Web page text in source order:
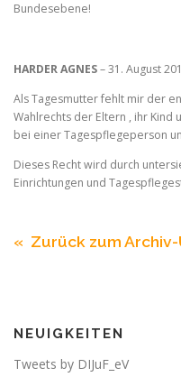
Bundesebene!
HARDER AGNES– 31. August
Als Tagesmutter fehlt mir der
Wahlrechts der Eltern , ihr Kind
bei einer Tagespflegeperson
Dieses Recht wird durch
Einrichtungen und
« Zurück zum
NEUIGKEITEN
Tweets by DIJuF_eV